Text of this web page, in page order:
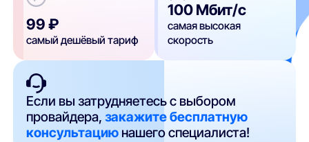
99 ₽
самый дешёвый тариф
100 Мбит/с
самая высокая
скорость
Если вы затрудняетесь с выбором
провайдера,закажите бесплатную
консультацию нашего специалиста!